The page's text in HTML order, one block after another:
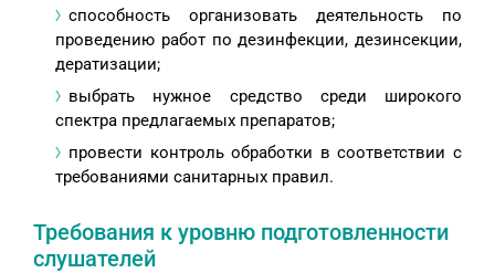
способность организовать деятельность по
проведению работ по дезинфекции, дезинсекции,
дератизации;
выбрать нужное средство среди широкого
спектра предлагаемых препаратов;
провести контроль обработки в соответствии с
требованиями санитарных правил.
Требования к уровню подготовленности
слушателей